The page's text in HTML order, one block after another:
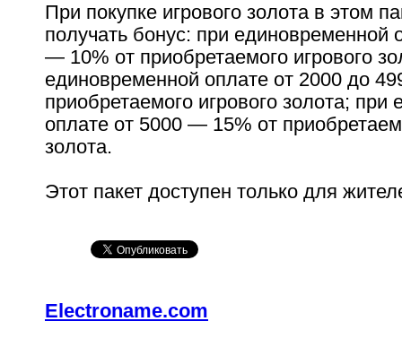
При покупке игрового золота в этом
получать бонус: при единовременной
— 10% от приобретаемого игрового
единовременной оплате от 2000 до
приобретаемого игрового золота; при
оплате от 5000 — 15% от
золота.
Этот пакет доступен только для
Electroname.com